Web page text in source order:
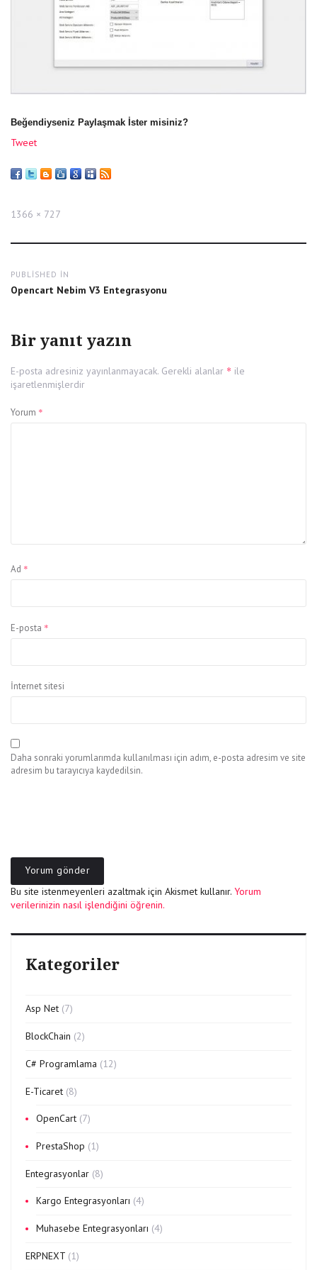
Beğendiyseniz Paylaşmak İster misiniz?
Tweet
Full
1366 × 727
gezinmesi
PUBLISHED IN
Opencart Nebim V3 Entegrasyonu
Bir yanıt yazın
E-posta adresiniz yayınlanmayacak. Gerekli alanlar * ile
işaretlenmişlerdir
Yorum *
Ad *
E-posta *
İnternet sitesi
Daha sonraki yorumlarımda kullanılması için adım, e-posta adresim ve site
adresim bu tarayıcıya kaydedilsin.
Bu site istenmeyenleri azaltmak için Akismet kullanır. Yorum
verilerinizin nasıl işlendiğini öğrenin.
Kategoriler
Asp Net (7)
BlockChain (2)
C# Programlama (12)
E-Ticaret (8)
OpenCart (7)
PrestaShop (1)
Entegrasyonlar (8)
Kargo Entegrasyonları (4)
Muhasebe Entegrasyonları (4)
ERPNEXT (1)